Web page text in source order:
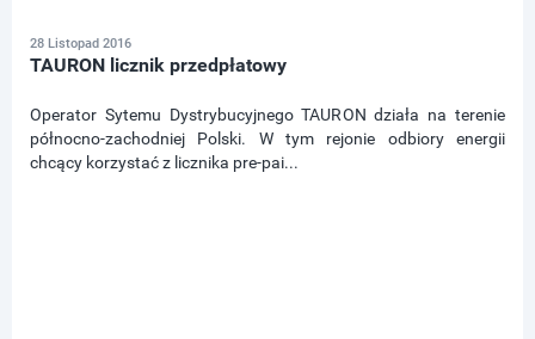
28 Listopad 2016
TAURON licznik przedpłatowy
Operator Sytemu Dystrybucyjnego TAURON działa na terenie
północno-zachodniej Polski. W tym rejonie odbiory energii
chcący korzystać z licznika pre-pai...